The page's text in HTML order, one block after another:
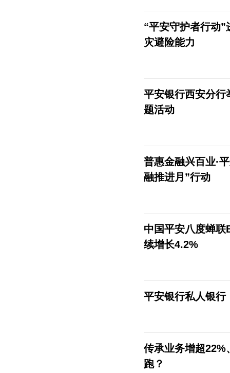
“平安守护者行动
灾避险能力
平安银行西安分行
题活动
普惠金融兴百业·
融推进月”行动
中国平安八度蝉
续增长4.2%
平安银行私人银行
传承业务增超22%
跑？